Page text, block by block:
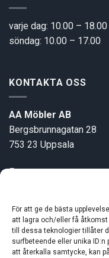
För att ge de bästa
att lagra och/eller få
till dessa teknologier tillåter
surfbeteende eller unika
att återkalla samtycke, kan
varje dag: 10.00 – 18.00
söndag: 10.00 – 17.00
KONTAKTA OSS
AA Möbler AB
Bergsbrunnagatan 28
753 23 Uppsala
E-post:
INFORMATION